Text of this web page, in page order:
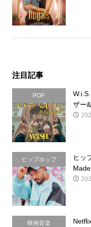
注目記事
POP
ザー
ヒップホップ
ヒッ
Made
映画音楽